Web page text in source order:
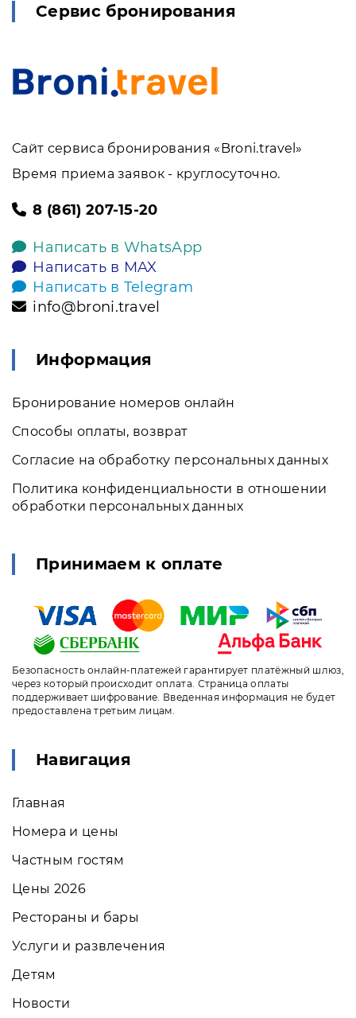
Сервис бронирования
Сайт сервиса бронирования «Broni.travel»
Время приема заявок - круглосуточно.
8 (861) 207-15-20
Написать в WhatsApp
Написать в MAX
Написать в Telegram
info@broni.travel
Информация
Бронирование номеров онлайн
Способы оплаты, возврат
Согласие на обработку персональных данных
Политика конфиденциальности в отношении
обработки персональных данных
Принимаем к оплате
Безопасность онлайн-платежей гарантирует платёжный шлюз,
через который происходит оплата. Страница оплаты
поддерживает шифрование. Введенная информация не будет
предоставлена третьим лицам.
Навигация
Главная
Номера и цены
Частным гостям
Цены 2026
Рестораны и бары
Услуги и развлечения
Детям
Новости